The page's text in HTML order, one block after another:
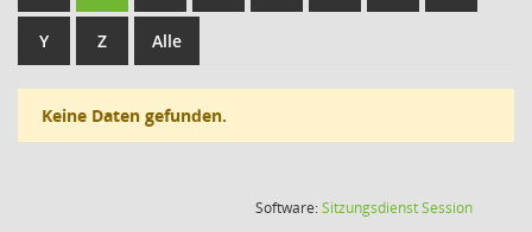
Y Z Alle
Keine Daten gefunden.
Software:SitzungsdienstSession(Wird in